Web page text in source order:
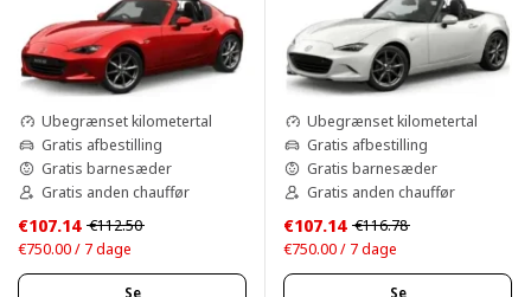
Ubegrænset kilometertal
Gratis afbestilling
Gratis barnesæder
Gratis anden chauffør
€107.14 €112.50
€750.00 / 7 dage
Se
Ubegrænset kilometertal
Gratis afbestilling
Gratis barnesæder
Gratis anden chauffør
€107.14 €116.78
€750.00 / 7 dage
Se